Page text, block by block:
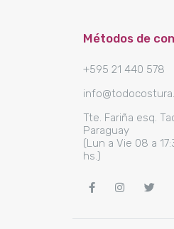
Métodos de
+595 21 440 578
Tte. Fariña esq.
Paraguay
(Lun a Vie 08 a
hs.)